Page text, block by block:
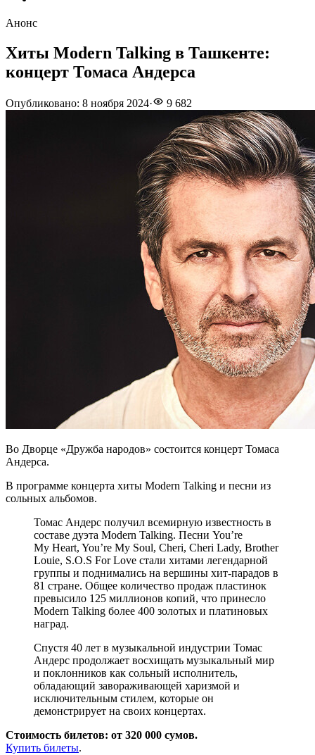
Анонс
Хиты Modern Talking в Ташкенте:
концерт Томаса Андерса
Опубликовано: 8 ноября 2024· 9 682
Во Дворце «Дружба народов» состоится концерт Томаса
Андерса.
В программе концерта хиты Modern Talking и песни из
сольных альбомов.
Томас Андерс получил всемирную известность в
составе дуэта Modern Talking. Песни You’re
My Heart, You’re My Soul, Cheri, Cheri Lady, Brother
Louie, S.O.S For Love стали хитами легендарной
группы и поднимались на вершины хит-парадов в
81 стране. Общее количество продаж пластинок
превысило 125 миллионов копий, что принесло
Modern Talking более 400 золотых и платиновых
наград.
Спустя 40 лет в музыкальной индустрии Томас
Андерс продолжает восхищать музыкальный мир
и поклонников как сольный исполнитель,
обладающий завораживающей харизмой и
исключительным стилем, которые он
демонстрирует на своих концертах.
Стоимость билетов: от 320 000 сумов.
Купить билеты.